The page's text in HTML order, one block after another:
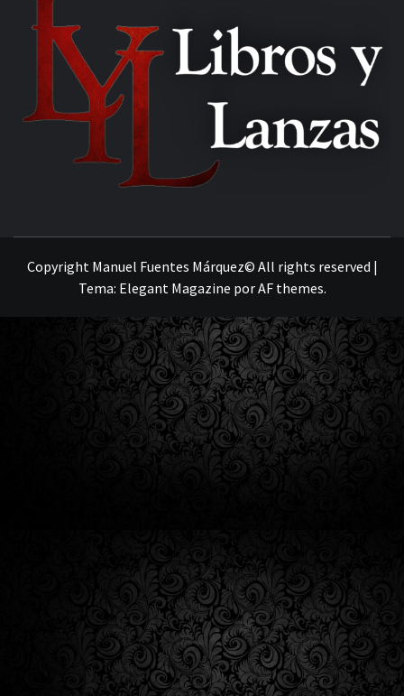
Copyright Manuel Fuentes Márquez© All rights reserved |
Tema: Elegant Magazine porAF themes.